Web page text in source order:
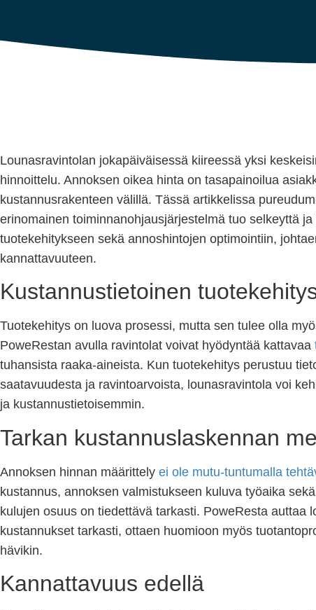
Lounasravintolan jokapäiväisessä kiireessä yksi
hinnoittelu. Annoksen oikea hinta on tasapainoilua
kustannusrakenteen välillä. Tässä artikkelissa
erinomainen toiminnanohjausjärjestelmä tuo selkeyttä
tuotekehitykseen sekä annoshintojen optimointiin,
kannattavuuteen.
Kustannustietoinen
Tuotekehitys on luova prosessi, mutta sen tulee olla
PoweRestan avulla ravintolat voivat hyödyntää kattavaa
tuhansista raaka-aineista. Kun tuotekehitys perustuu
saatavuudesta ja ravintoarvoista, lounasravintola voi
ja kustannustietoisemmin.
Tarkan kustannuslaskennan
Annoksen hinnan määrittely ei ole mutu-tuntumalla
kustannus, annoksen valmistukseen kuluva työaika
kulujen osuus on tiedettävä tarkasti. PoweResta auttaa
kustannukset tarkasti, ottaen huomioon myös
hävikin.
Kannattavuus edellä